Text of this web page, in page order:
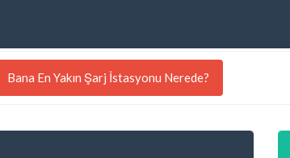
Bana En Yakın Şarj İstasyonu Nerede?